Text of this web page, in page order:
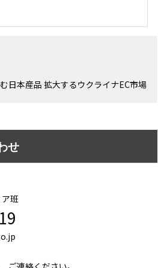
日本産品 拡大するウクライナEC市場
せ
班